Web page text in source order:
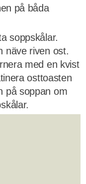
på båda
soppskålar.
näve riven ost.
med en kvist
osttoasten
på soppan om